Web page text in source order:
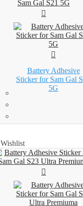
Battery Adhesive
Sticker for Sam Gal
5G
Wishlist